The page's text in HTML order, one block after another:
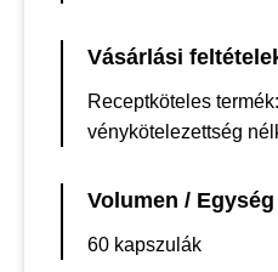
Vásárlási
Receptköteles
vénykötelezettség
Volumen /
60 kapszulák